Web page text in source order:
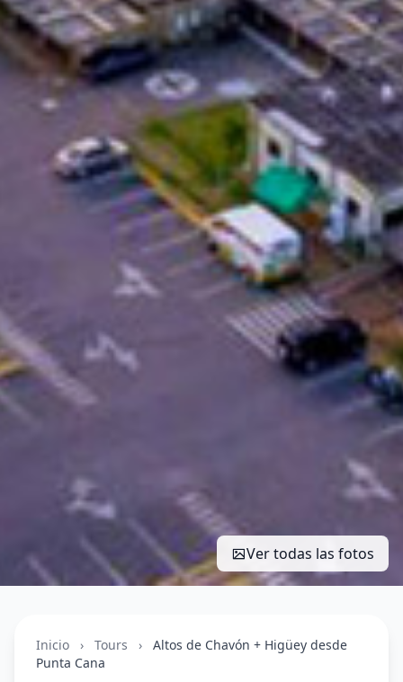
Ver todas las fotos
Inicio › Tours ›
Altos de Chavón + Higüey desde
Punta Cana